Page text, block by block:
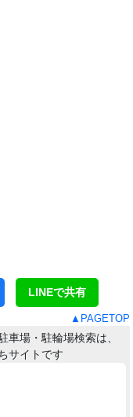
LINEで共有
▲PAGETOP
場・駐輪場検索は、
サイトです